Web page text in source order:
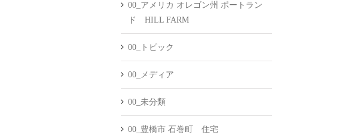
00_アメリカ オレゴン州 ポートラン
ド HILL FARM
00_トピック
00_メディア
00_未分類
00_豊橋市 石巻町 住宅